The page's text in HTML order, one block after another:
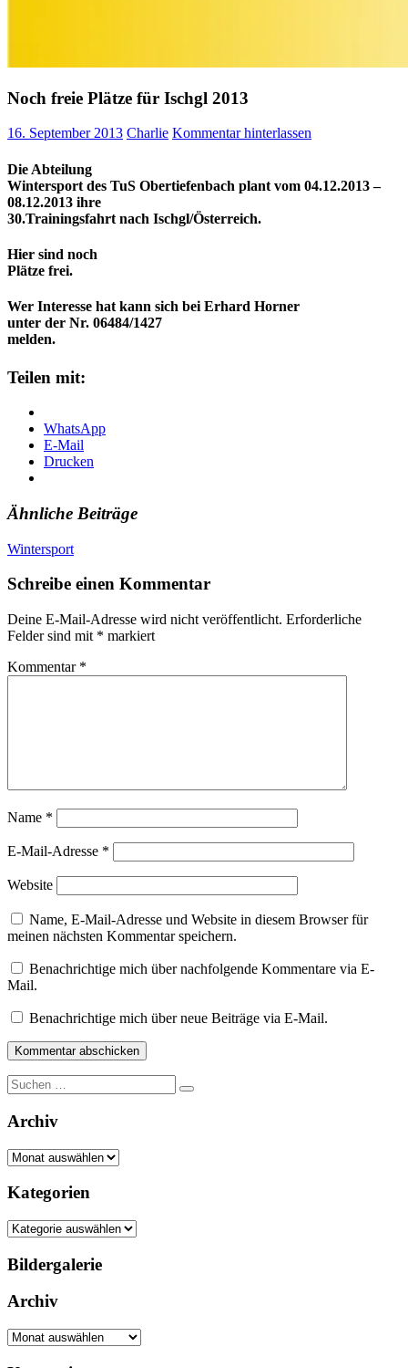
Noch freie Plätze für Ischgl 2013
16. September 2013 Charlie Kommentar hinterlassen
Die Abteilung
Wintersport des TuS Obertiefenbach plant vom 04.12.2013–
08.12.2013 ihre
30.Trainingsfahrt nach Ischgl/Österreich.
Hier sind noch
Plätze frei.
Wer Interesse hat kann sich bei Erhard Horner
unter der Nr. 06484/1427
melden.
Teilen mit:
WhatsApp
E-Mail
Drucken
Ähnliche Beiträge
Wintersport
Schreibe einen Kommentar
Deine E-Mail-Adresse wird nicht veröffentlicht. Erforderliche
Felder sind mit * markiert
Kommentar *
Name *
E-Mail-Adresse *
Website
Name, E-Mail-Adresse und Website in diesem Browser für
meinen nächsten Kommentar speichern.
Benachrichtige mich über nachfolgende Kommentare via E-
Mail.
Benachrichtige mich über neue Beiträge via E-Mail.
Suche
nach:
Archiv
Archiv
Kategorien
Kategorien
Bildergalerie
Archiv
Archiv